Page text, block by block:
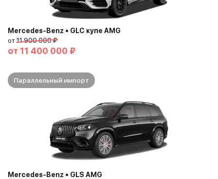
Mercedes-Benz • GLC купе AMG
от11 900 000 ₽
от 11 400 000 ₽
Параллельный импорт
Mercedes-Benz • GLS AMG